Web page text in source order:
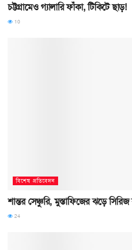
চট্টগ্রামেও গ্যালারি ফাঁকা, টিকিটে ছাড়!
10
বিশেষ প্রতিবেদন
শান্তর সেঞ্চুরি, মুস্তাফিজের ঝড়ে সিরিজ
24